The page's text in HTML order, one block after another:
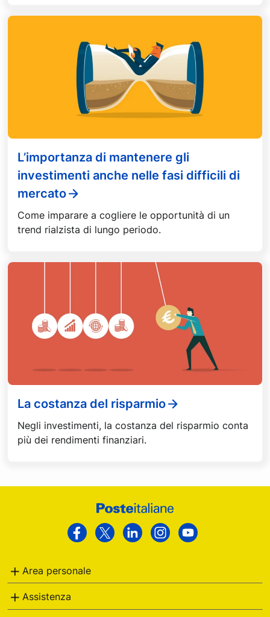
L’importanza di mantenere gli
investimenti anche nelle fasi difficili di
mercato
Come imparare a cogliere le opportunità di un
trend rialzista di lungo periodo.
La costanza del risparmio
Negli investimenti, la costanza del risparmio conta
più dei rendimenti finanziari.
Facebook
Twitter LinkedinInstagram
Area personale
Assistenza